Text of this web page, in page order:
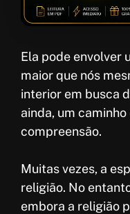
Ela pode envolver
maior que nós
interior em busca
ainda, um
compreensão.
Muitas vezes, a
religião. No
embora a religião